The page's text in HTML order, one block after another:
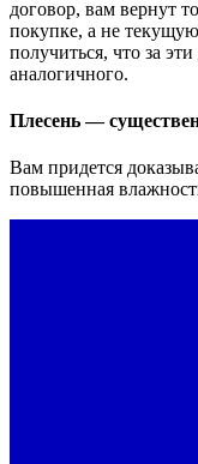
договор, вам вернут
покупке, а не
получиться, что за
аналогичного.
Плесень —
Вам придется
повышенная